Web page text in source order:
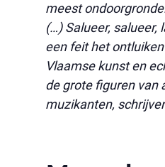
meest
(…) Salueer, salueer,
een feit het
Vlaamse kunst en
de grote figuren van
muzikanten,